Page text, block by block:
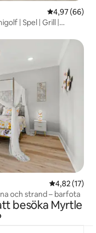
4,97 av 5 i
4,97 (66)
| Spel | Grill |
4,82 av 5 i
4,82 (17)
och strand – barfota
besöka Myrtle